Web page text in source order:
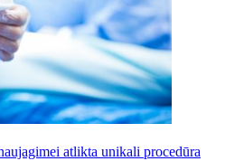
atlikta unikali procedūra